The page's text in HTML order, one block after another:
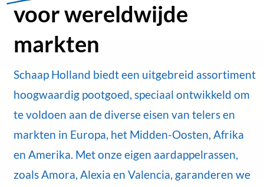
voor wereldwijde
markten
Schaap Holland biedt een uitgebreid assortiment
hoogwaardig pootgoed, speciaal ontwikkeld om
te voldoen aan de diverse eisen van telers en
markten in Europa, het Midden-Oosten, Afrika
en Amerika. Met onze eigen aardappelrassen,
zoals Amora, Alexia en Valencia, garanderen we